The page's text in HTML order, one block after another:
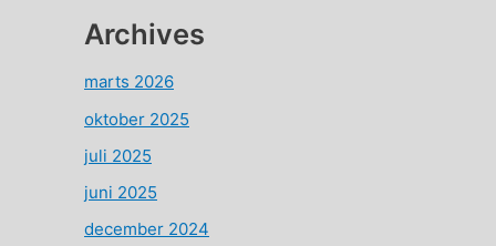
Archives
marts 2026
oktober 2025
juli 2025
juni 2025
december 2024